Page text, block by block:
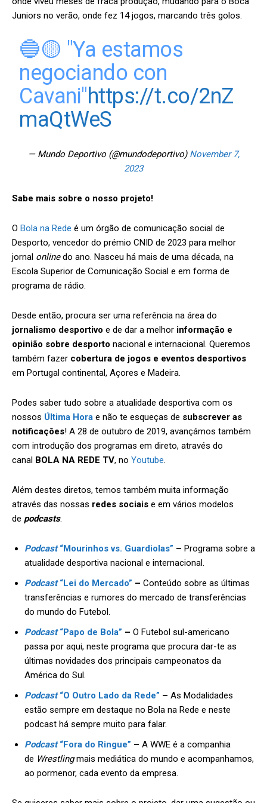
Juniors no verão, onde fez 14 jogos, marcando três golos.
🔵🟡 "Ya estamos
negociando con
Cavani"https://t.co/2nZ
maQtWeS
— Mundo Deportivo (@mundodeportivo) November 7,
2023
Sabe mais sobre o nosso projeto!
O Bola na Rede é um órgão de comunicação social de
Desporto, vencedor do prémio CNID de 2023 para melhor
jornal onlinedo ano. Nasceu há mais de uma década, na
Escola Superior de Comunicação Social e em forma de
programa de rádio.
Desde então, procura ser uma referência na área do
jornalismo desportivo e de dar a melhor informação e
opinião sobre desporto nacional e internacional. Queremos
também fazer cobertura de jogos e eventos desportivos
em Portugal continental, Açores e Madeira.
Podes saber tudo sobre a atualidade desportiva com os
nossos Última Hora e não te esqueças de subscrever as
notificações! A 28 de outubro de 2019, avançámos também
com introdução dos programas em direto, através do
canal BOLA NA REDE TV, no Youtube.
Além destes diretos, temos também muita informação
através das nossas redes sociais e em vários modelos
de podcasts.
Podcast“Mourinhos vs. Guardiolas” – Programa sobre a
atualidade desportiva nacional e internacional.
Podcast“Lei do Mercado” – Conteúdo sobre as últimas
transferências e rumores do mercado de transferências
do mundo do Futebol.
Podcast“Papo de Bola” – O Futebol sul-americano
passa por aqui, neste programa que procura dar-te as
últimas novidades dos principais campeonatos da
América do Sul.
Podcast“O Outro Lado da Rede” – As Modalidades
estão sempre em destaque no Bola na Rede e neste
podcast há sempre muito para falar.
Podcast“Fora do Ringue” – A WWE é a companhia
de Wrestlingmais mediática do mundo e acompanhamos,
ao pormenor, cada evento da empresa.